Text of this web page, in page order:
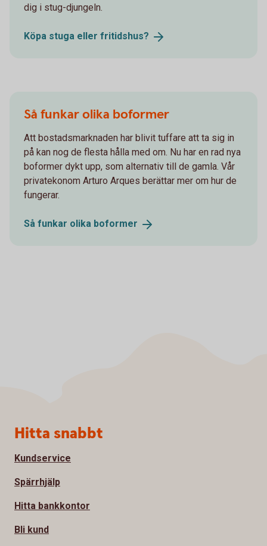
dig i stug-djungeln.
Köpa stuga eller fritidshus?
Så funkar olika boformer
Att bostadsmarknaden har blivit tuffare att ta sig in
på kan nog de flesta hålla med om. Nu har en rad nya
boformer dykt upp, som alternativ till de gamla. Vår
privatekonom Arturo Arques berättar mer om hur de
fungerar.
Så funkar olika boformer
Sidfot
Hitta snabbt
Kundservice
Spärrhjälp
Hitta bankkontor
Bli kund